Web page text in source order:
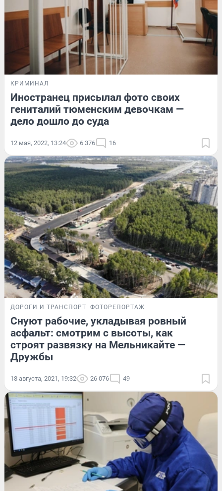
КРИМИНАЛ
Иностранец присылал фото своих
гениталий тюменским девочкам —
дело дошло до суда
12 мая, 2022, 13:24 6 376 16
ДОРОГИ И ТРАНСПОРТ ФОТОРЕПОРТАЖ
Снуют рабочие, укладывая ровный
асфальт: смотрим с высоты, как
строят развязку на Мельникайте —
Дружбы
18 августа, 2021, 19:32 26 076 49